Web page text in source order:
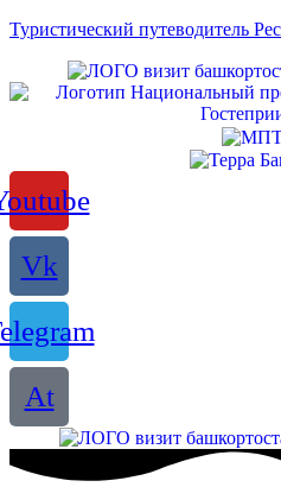
Туристический путеводитель
Vk
At